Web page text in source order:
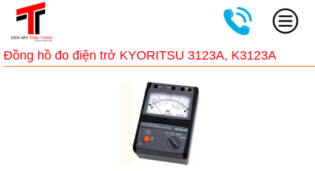
Đồng hồ đo điện trở KYORITSU 3123A, K3123A